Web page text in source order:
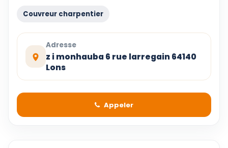
Couvreur charpentier
Adresse
z i monhauba 6 rue larregain 64140
Lons
Appeler